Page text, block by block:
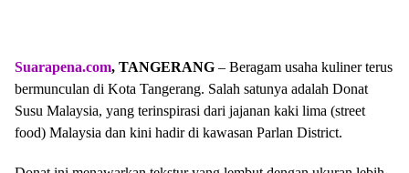
Suarapena.com, TANGERANG – Beragam usaha kuliner terus
bermunculan di Kota Tangerang. Salah satunya adalah Donat
Susu Malaysia, yang terinspirasi dari jajanan kaki lima (street
food) Malaysia dan kini hadir di kawasan Parlan District.